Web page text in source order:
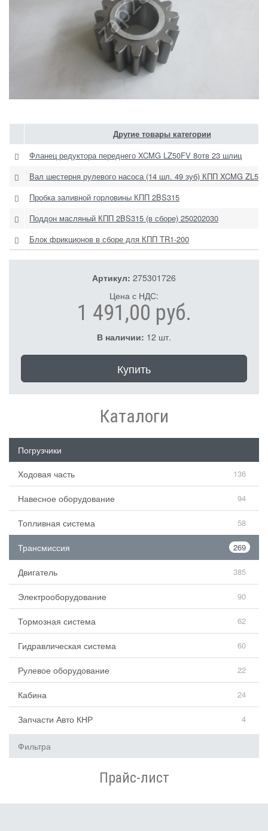
Другие товары категории
Фланец редуктора переднего XCMG LZ50FV 8отв 23 шлиц
Вал шестерня рулевого насоса (14 шл. 49 зуб) КПП XCMG
Пробка заливной горловины КПП 2BS315
Поддон масляный КПП 2BS315 (в сборе) 250202030
Блок фрикционов в сборе для КПП TR1-200
Артикул: 275301726
Цена с НДС:
1 491,00 руб.
В наличии: 12 шт.
Купить
Каталоги
Погрузчики
Ходовая часть
136
Навесное оборудование 94
Топливная система 58
Трансмиссия 269
Двигатель 385
Электрооборудование 90
Тормозная система 62
Гидравлическая система 60
Рулевое оборудование 22
Кабина 24
Запчасти Авто КНР 4
Фильтра
Прайс-лист